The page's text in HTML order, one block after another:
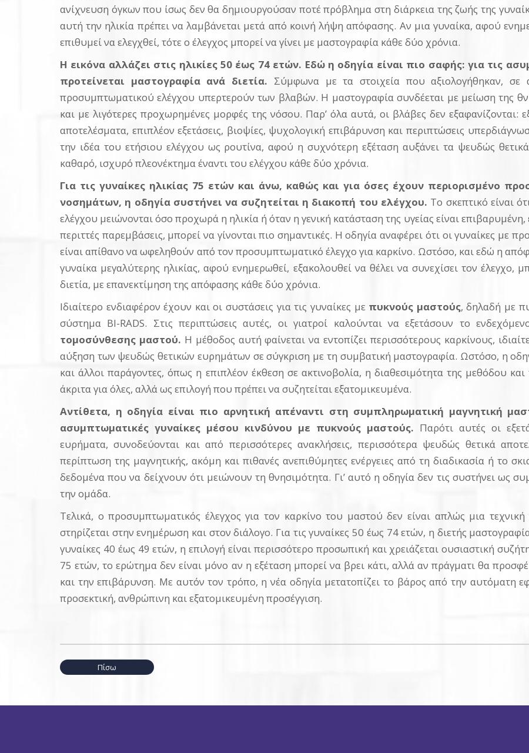
ανίχνευση όγκων που ίσως δεν θα δημιουργούσαν ποτέ πρόβλημα στη διάρκεια της ζωής της
αυτή την ηλικία πρέπει να λαμβάνεται μετά από κοινή λήψη απόφασης. Αν μια γυναίκα, αφού
επιθυμεί να ελεγχθεί, τότε ο έλεγχος μπορεί να γίνει με μαστογραφία κάθε δύο χρόνια.
Η εικόνα αλλάζει στις ηλικίες 50 έως 74 ετών. Εδώ η οδηγία είναι πιο σαφής: για τις
προτείνεται μαστογραφία ανά διετία. Σύμφωνα με τα στοιχεία που αξιολογήθηκαν,
προσυμπτωματικού ελέγχου υπερτερούν των βλαβών. Η μαστογραφία συνδέεται με μείωση της
και με λιγότερες προχωρημένες μορφές της νόσου. Παρ’ όλα αυτά, οι βλάβες δεν
αποτελέσματα, επιπλέον εξετάσεις, βιοψίες, ψυχολογική επιβάρυνση και περιπτώσεις
την ιδέα του ετήσιου ελέγχου ως ρουτίνα, αφού η συχνότερη εξέταση αυξάνει τα ψευδώς
καθαρό, ισχυρό πλεονέκτημα έναντι του ελέγχου κάθε δύο χρόνια.
Για τις γυναίκες ηλικίας 75 ετών και άνω, καθώς και για όσες έχουν περιορισμένο
νοσημάτων, η οδηγία συστήνει να συζητείται η διακοπή του ελέγχου. Το σκεπτικό είναι
ελέγχου μειώνονται όσο προχωρά η ηλικία ή όταν η γενική κατάσταση της υγείας είναι
περιττές παρεμβάσεις, μπορεί να γίνονται πιο σημαντικές. Η οδηγία αναφέρει ότι οι γυναίκες με
είναι απίθανο να ωφεληθούν από τον προσυμπτωματικό έλεγχο για καρκίνο. Ωστόσο, και εδώ η
γυναίκα μεγαλύτερης ηλικίας, αφού ενημερωθεί, εξακολουθεί να θέλει να συνεχίσει τον έλεγχο,
διετία, με επανεκτίμηση της απόφασης κάθε δύο χρόνια.
Ιδιαίτερο ενδιαφέρον έχουν και οι συστάσεις για τις γυναίκες με πυκνούς μαστούς, δηλαδή με
σύστημα BI-RADS. Στις περιπτώσεις αυτές, οι γιατροί καλούνται να εξετάσουν το
τομοσύνθεσης μαστού. Η μέθοδος αυτή φαίνεται να εντοπίζει περισσότερους καρκίνους,
αύξηση των ψευδώς θετικών ευρημάτων σε σύγκριση με τη συμβατική μαστογραφία. Ωστόσο, η
και άλλοι παράγοντες, όπως η επιπλέον έκθεση σε ακτινοβολία, η διαθεσιμότητα της μεθόδου
άκριτα για όλες, αλλά ως επιλογή που πρέπει να συζητείται εξατομικευμένα.
Αντίθετα, η οδηγία είναι πιο αρνητική απέναντι στη συμπληρωματική μαγνητική
ασυμπτωματικές γυναίκες μέσου κινδύνου με πυκνούς μαστούς. Παρότι αυτές οι
ευρήματα, συνοδεύονται και από περισσότερες ανακλήσεις, περισσότερα ψευδώς θετικά
περίπτωση της μαγνητικής, ακόμη και πιθανές ανεπιθύμητες ενέργειες από τη διαδικασία ή το
δεδομένα που να δείχνουν ότι μειώνουν τη θνησιμότητα. Γι’ αυτό η οδηγία δεν τις συστήνει ως
την ομάδα.
Τελικά, ο προσυμπτωματικός έλεγχος για τον καρκίνο του μαστού δεν είναι απλώς μια
στηρίζεται στην ενημέρωση και στον διάλογο. Για τις γυναίκες 50 έως 74 ετών, η διετής
γυναίκες 40 έως 49 ετών, η επιλογή είναι περισσότερο προσωπική και χρειάζεται ουσιαστική
75 ετών, το ερώτημα δεν είναι μόνο αν η εξέταση μπορεί να βρει κάτι, αλλά αν πράγματι θα
και την επιβάρυνση. Με αυτόν τον τρόπο, η νέα οδηγία μετατοπίζει το βάρος από την αυτόματη
προσεκτική, ανθρώπινη και εξατομικευμένη προσέγγιση.
Πίσω